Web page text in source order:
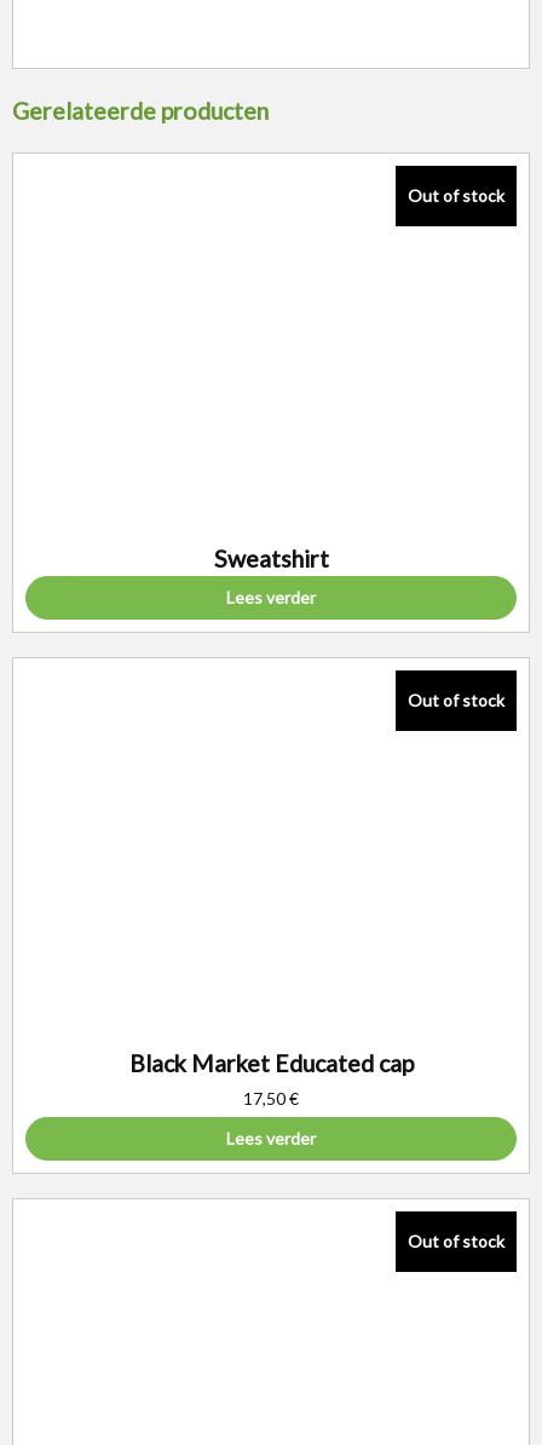
Gerelateerde producten
Sweatshirt
Lees verder
Black Market Educated cap
17,50€
Lees verder